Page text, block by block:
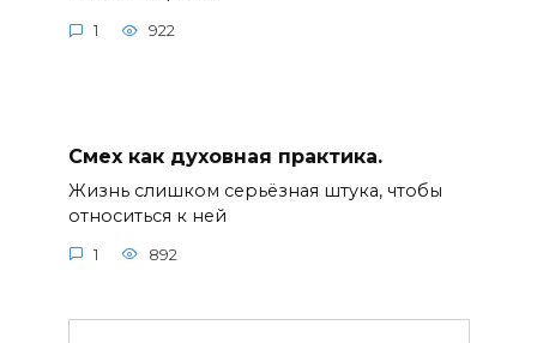
1 922
Смех как духовная практика.
Жизнь слишком серьёзная штука, чтобы
относиться к ней
1 892